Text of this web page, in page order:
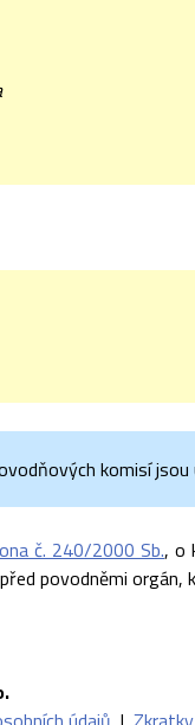
komisí
č. 240/2000 Sb., o
povodněmi